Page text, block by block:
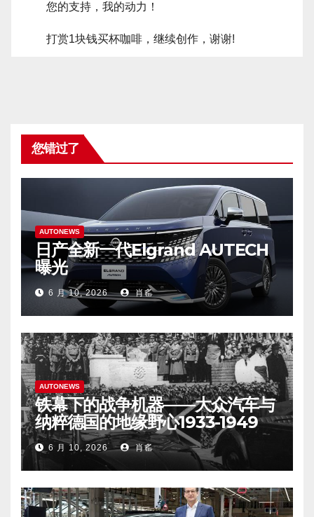
您的支持，我的动力！
打赏1块钱买杯咖啡，继续创作，谢谢!
您错过了
AUTONEWS
日产全新一代Elgrand AUTECH
曝光
6 月 10, 2026 肖䍃
AUTONEWS
铁幕下的战争机器——大众汽车与
纳粹德国的地缘野心1933-1949
6 月 10, 2026 肖䍃